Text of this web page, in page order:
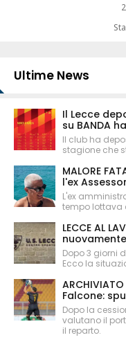
Ultime News
Il Lecce
su BANDA
Il club ha
stagione che
MALORE
l'ex
L'ex
tempo lottava
LECCE AL
Dopo 3 giorni
Ecco la
Falcone:
Dopo la
valutano il
il reparto.